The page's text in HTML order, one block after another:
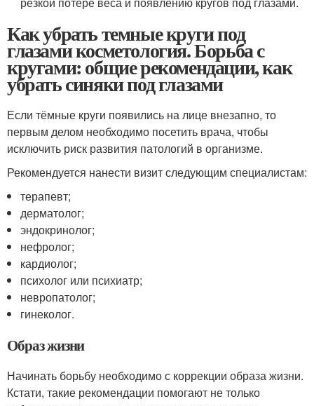
Как убрать темные круги под
глазами косметология. Борьба с
кругами: общие рекомендации, как
убрать синяки под глазами
Если тёмные круги появились на лице внезапно, то
первым делом необходимо посетить врача, чтобы
исключить риск развития патологий в организме.
Рекомендуется нанести визит следующим специалистам:
терапевт;
дерматолог;
эндокринолог;
нефролог;
кардиолог;
психолог или психиатр;
невропатолог;
гинеколог.
Образ жизни
Начинать борьбу необходимо с коррекции образа жизни.
Кстати, такие рекомендации помогают не только